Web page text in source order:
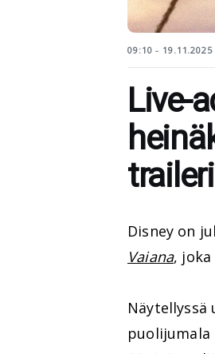
09:10 - 19.11.2025
Live-
Disney on
Vaiana, joka
Näytellyssä
puolijumala